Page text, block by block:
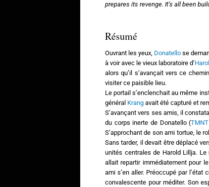
prepares its revenge. It’s all been
Résumé
Ouvrant les yeux, Donatello se
à voir avec le vieux laboratoire d’
alors qu’il s’avançait vers ce
visiter ce paisible lieu.
Le portail s’enclenchait au même
général Krang avait été capturé et
S’avançant vers ses amis, il
du corps inerte de Donatello (
S’approchant de son ami tortue, le
Sans tarder, il devait être déplacé
unités centrales de Harold Lillja.
allait repartir immédiatement pour
ami s’en aller. Préoccupé par
convalescente pour méditer. Son